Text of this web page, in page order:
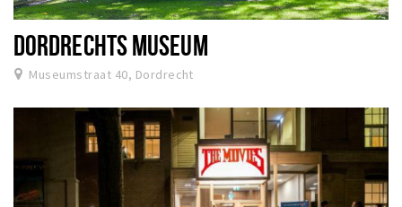
DORDRECHTS MUSEUM
Museumstraat 40, Dordrecht